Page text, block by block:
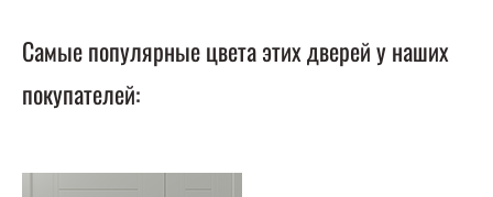
Самые популярные цвета этих дверей у наших
покупателей: